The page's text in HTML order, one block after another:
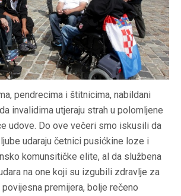
pendrecima i štitnicima, nabildani
invalidima utjeraju strah u polomljene
udove. Do ove večeri smo iskusili da
udaraju četnici pusićkine loze i
komunsitičke elite, al da službena
na one koji su izgubili zdravlje za
premijera, bolje rečeno